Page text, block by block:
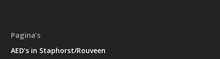
Pagina’s
AED’s in Staphorst/Rouveen